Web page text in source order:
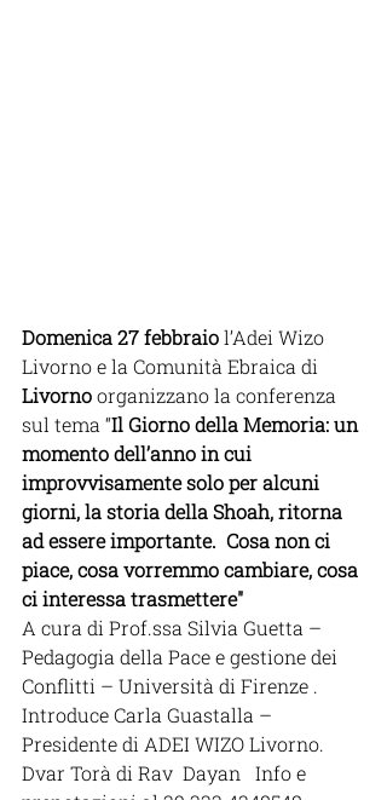
Domenica 27 febbraio l’Adei Wizo
Livorno e la Comunità Ebraica di
Livorno organizzano la conferenza
sul tema “Il Giorno della Memoria: un
momento dell’anno in cui
improvvisamente solo per alcuni
giorni, la storia della Shoah, ritorna
ad essere importante.  Cosa non ci
piace, cosa vorremmo cambiare, cosa
ci interessa trasmettere"
A cura di Prof.ssa Silvia Guetta –
Pedagogia della Pace e gestione dei
Conflitti – Università di Firenze .
Introduce Carla Guastalla –
Presidente di ADEI WIZO Livorno.
Dvar Torà di Rav  Dayan   Info e